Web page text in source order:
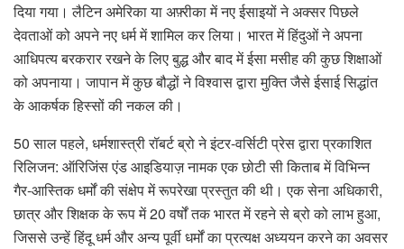
दिया गया। लैटिन अमेरिका या अफ़्रीका में नए ईसाइयों ने अक्सर पिछले
देवताओं को अपने नए धर्म में शामिल कर लिया। भारत में हिंदुओं ने अपना
आधिपत्य बरकरार रखने के लिए बुद्ध और बाद में ईसा मसीह की कुछ शिक्षाओं
को अपनाया। जापान में कुछ बौद्धों ने विश्वास द्वारा मुक्ति जैसे ईसाई सिद्धांत
के आकर्षक हिस्सों की नकल की।
50 साल पहले, धर्मशास्त्री रॉबर्ट ब्रो ने इंटर-वर्सिटी प्रेस द्वारा प्रकाशित
रिलिजन: ऑरिजिंस एंड आइडियाज़ नामक एक छोटी सी किताब में विभिन्न
गैर-आस्तिक धर्मों की संक्षेप में रूपरेखा प्रस्तुत की थी। एक सेना अधिकारी,
छात्र और शिक्षक के रूप में 20 वर्षों तक भारत में रहने से ब्रो को लाभ हुआ,
जिससे उन्हें हिंदू धर्म और अन्य पूर्वी धर्मों का प्रत्यक्ष अध्ययन करने का अवसर